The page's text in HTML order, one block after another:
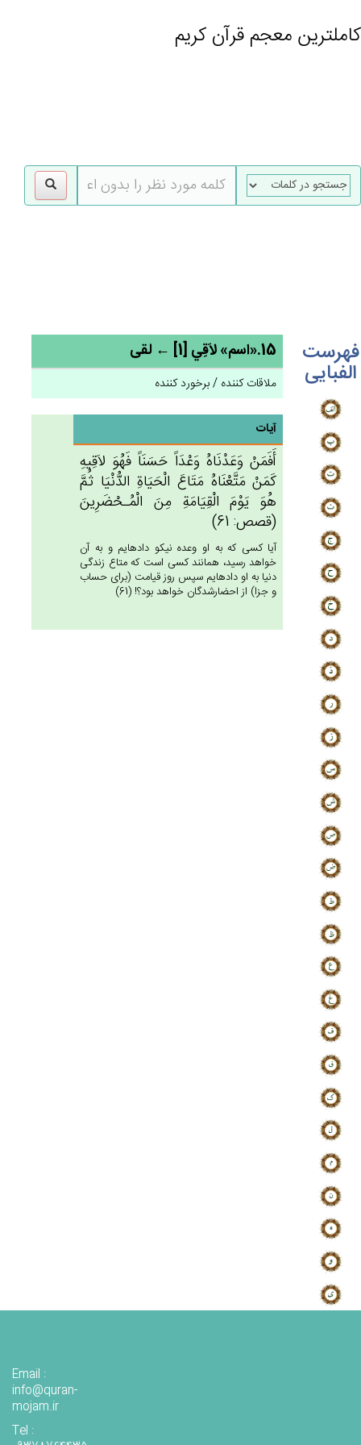
کاملترین معجم قرآن کریم
فهرست
الفبایی
15.«اسم» لاَقِي [1] ← لقی
ملاقات کننده / برخورد کننده
آیات
أَفَمَنْ‌ وَعَدْنَاه‌ُ وَعْدَاً حَسَنَاً فَهُوَ لاَقِيه‌ِ
كَمَنْ‌ مَتَّعْنَاه‌ُ مَتَاع‌َ الْحَيَاة‌ِ الدُّنْيَا ثُم‌َّ
هُوَ يَوْم‌َ الْقِيَامَة‌ِ مِن‌َ الْمُـحْضَرِين‌َ
(قصص: 61)
آيا كسى كه به او وعده نيكو داده‏ايم و به آن
خواهد رسيد، همانند كسى است كه متاع زندگى
دنيا به او داده‏ايم سپس روز قيامت (براى حساب
و جزا) از احضارشدگان خواهد بود؟! (61)
Email :
info@quran-
mojam.ir
Tel :